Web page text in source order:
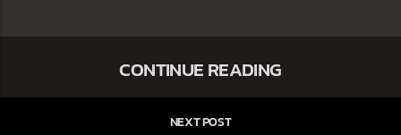
CONTINUE READING
NEXT POST